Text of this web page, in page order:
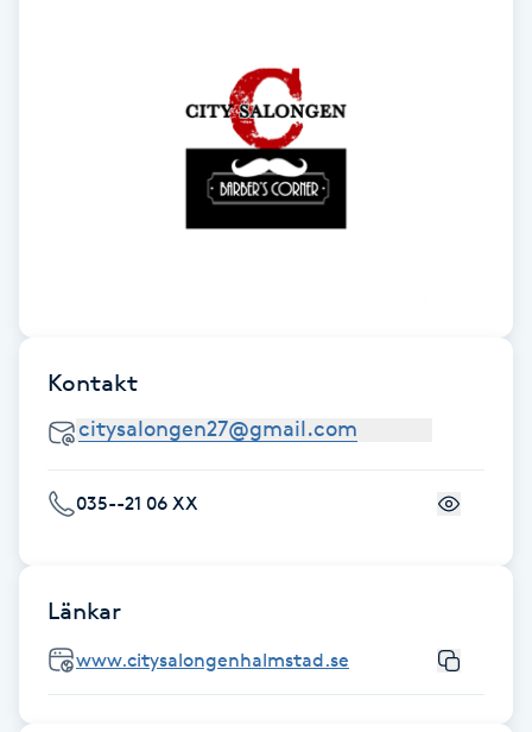
Fransförlängning Megavolym
Fransförlängning Volym
Fransk manikyr
Fransrengöring
Frekvensterapi
Kontakt
035--21 06 XX
Länkar
www.citysalongenhalmstad.se